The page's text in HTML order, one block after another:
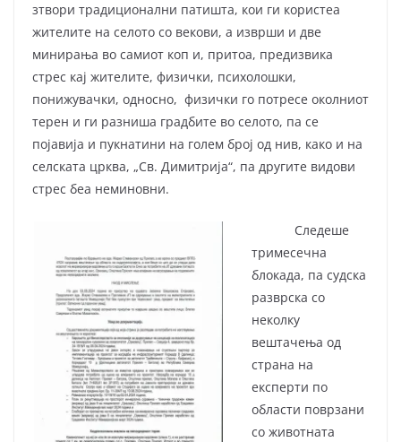
зтвори традиционални патишта, кои ги користеа
жителите на селото со векови, а изврши и две
минирања во самиот коп и, притоа, предизвика
стрес кај жителите, физички, психолошки,
понижувачки, односно, физички го потресе околниот
терен и ги разниша градбите во селото, па се
појавија и пукнатини на голем број од нив, како и на
селската црква, „Св. Димитрија“, па другите видови
стрес беа неминовни.
Следеше
тримесечна
блокада, па судска
разврска со
неколку
вештачења од
страна на
експерти по
области поврзани
со животната